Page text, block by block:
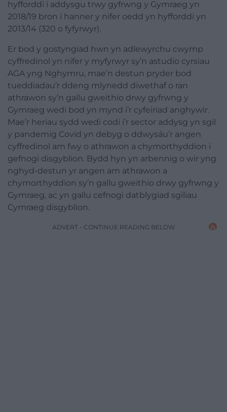
hyfforddi i addysgu trwy gyfrwng y Gymraeg yn
2018/19 bron i hanner y nifer oedd yn hyfforddi yn
2013/14 (320 o fyfyrwyr).
Er bod y gostyngiad hwn yn adlewyrchu cwymp
cyffredinol yn nifer y myfyrwyr sy’n astudio cyrsiau
AGA yng Nghymru, mae’n destun pryder bod
tueddiadau’r ddeng mlynedd diwethaf o ran
athrawon sy’n gallu gweithio drwy gyfrwng y
Gymraeg wedi bod yn mynd i’r cyfeiriad anghywir.
Mae’r heriau sydd wedi codi i’r sector addysg yn sgil
y pandemig Covid yn debyg o ddwysáu’r angen
cyffredinol am fwy o athrawon a chymorthyddion i
gefnogi disgyblion. Bydd hyn yn arbennig o wir yng
nghyd-destun yr angen am athrawon a
chymorthyddion sy’n gallu gweithio drwy gyfrwng y
Gymraeg, ac yn gallu cefnogi datblygiad sgiliau
Cymraeg disgyblion.
ADVERT - CONTINUE READING BELOW